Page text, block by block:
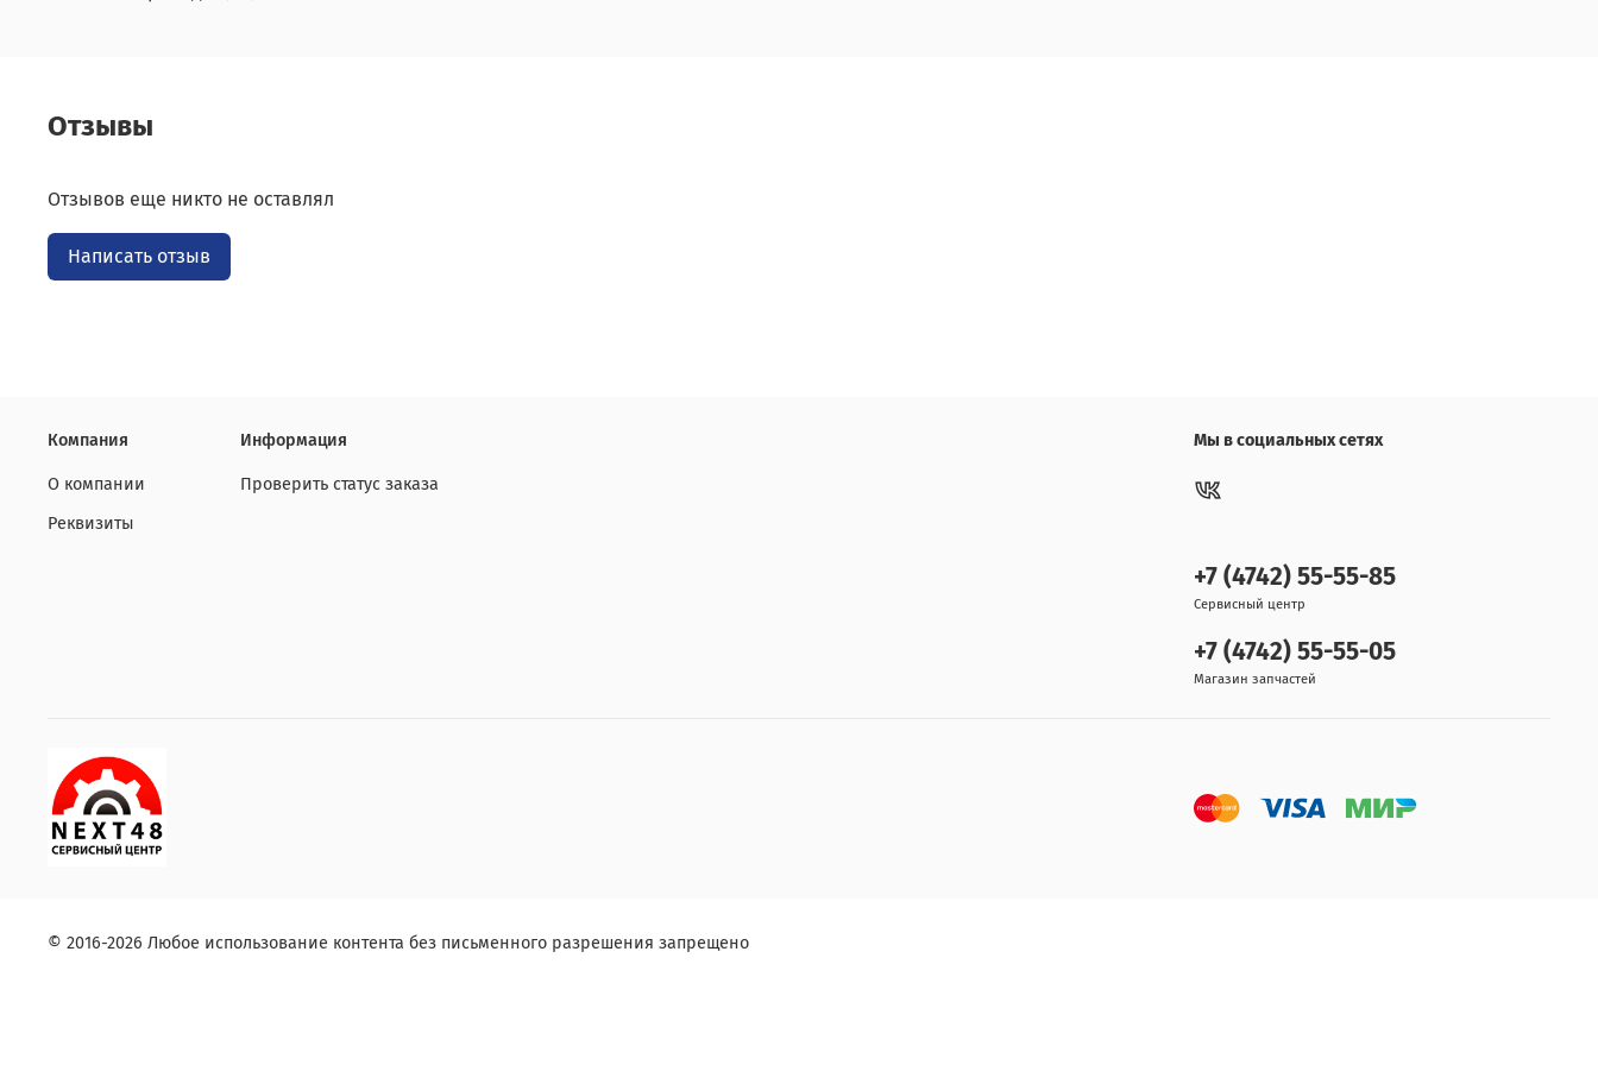
Отзывы
Отзывов еще никто не оставлял
Написать отзыв
Компания
О компании
Реквизиты
Информация
Проверить статус заказа
Мы в социальных сетях
+7 (4742) 55-55-85
Сервисный центр
+7 (4742) 55-55-05
Магазин запчастей
© 2016-2026 Любое использование контента без письменного разрешения запрещено